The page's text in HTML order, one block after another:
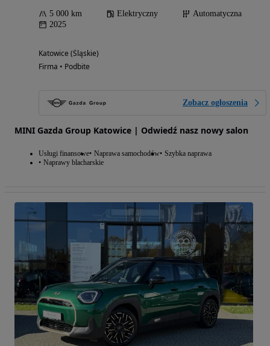
5 000 km Elektryczny
Automatyczna
2025
Katowice (Śląskie)
Firma • Podbite
Zobacz ogłoszenia
MINI Gazda Group Katowice | Odwiedź nasz nowy salon
Usługi finansowe Naprawa samochodów Szybka naprawa
Naprawy blacharskie